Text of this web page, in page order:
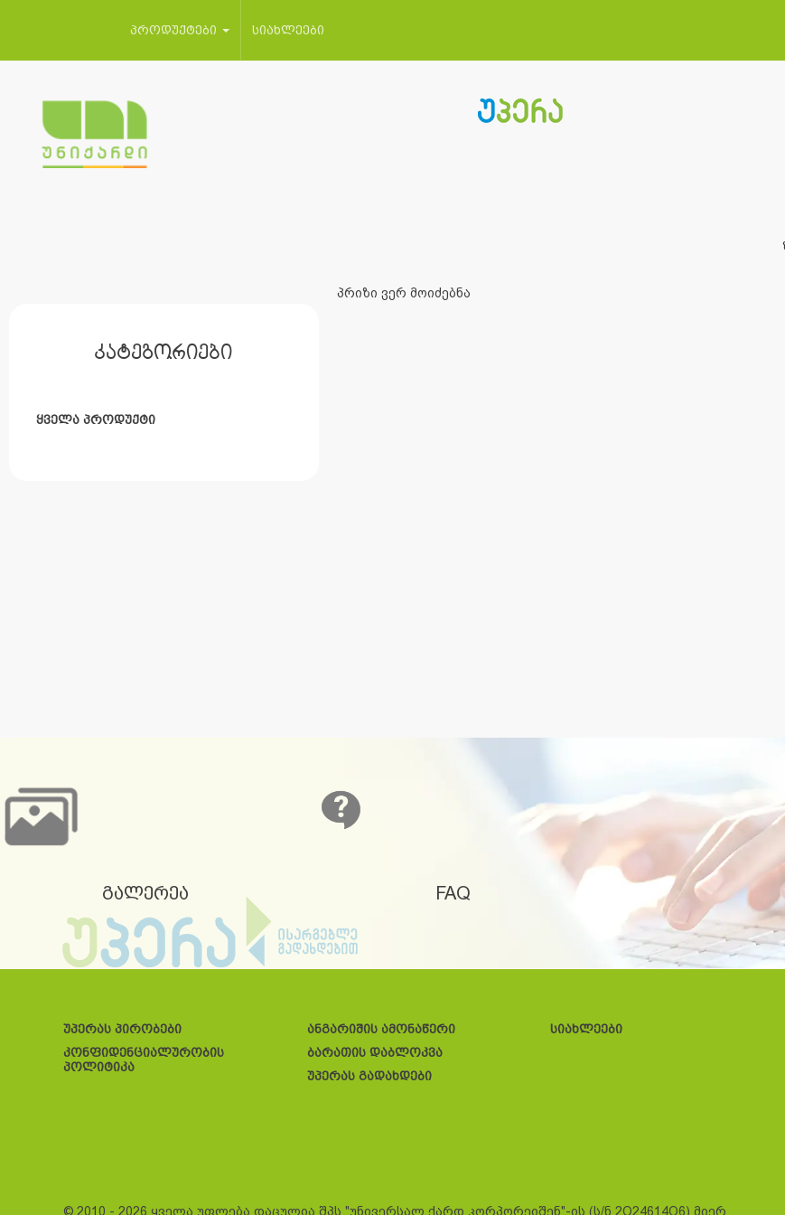
პროდუქტები სიახლეები
კატეგორიები
ყველა პროდუქტი
პრიზი ვერ მოიძებნა
გალერეა FAQ
უპერას პირობები
კონფიდენციალურობის
პოლიტიკა
ანგარიშის ამონაწერი
ბარათის დაბლოკვა
უპერას გადახდები
სიახლეები
© 2010 - 2026 ყველა უფლება დაცულია შპს "უნივერსალ ქარდ კორპორეიშენ"-ის (ს/ნ 2O24614O6) მიერ